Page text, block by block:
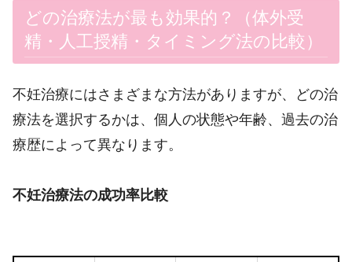
どの治療法が最も効果的？（体外受
精・人工授精・タイミング法の比較）
不妊治療にはさまざまな方法がありますが、どの治
療法を選択するかは、個人の状態や年齢、過去の治
療歴によって異なります。
不妊治療法の成功率比較